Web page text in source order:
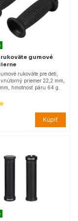
rukoväte gumové
rukoväte pre deti,
priemer 22,2 mm,
hmotnosť páru 64 g.
Kúpiť